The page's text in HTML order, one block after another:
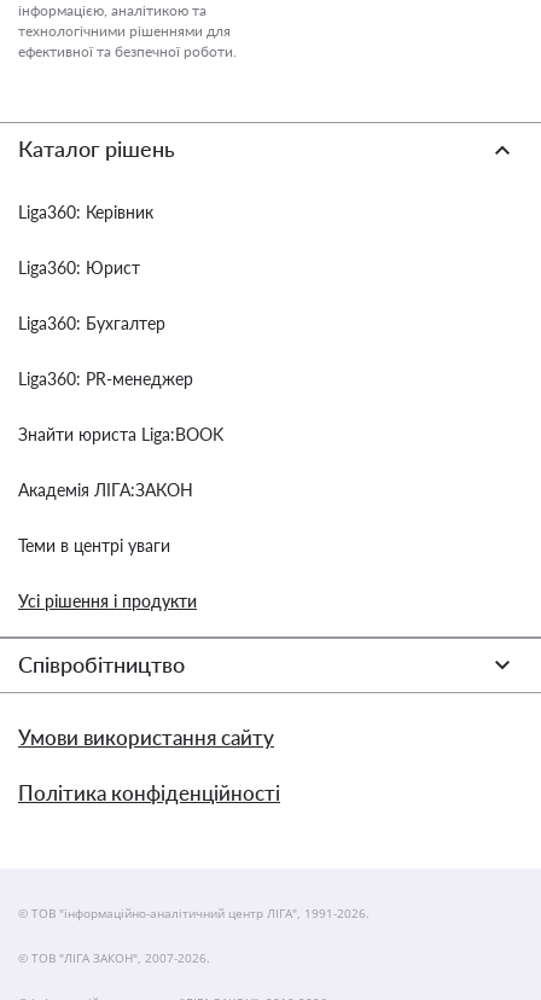
інформацією, аналітикою та
технологічними рішеннями для
ефективної та безпечної роботи.
Каталог рішень
Liga360: Керівник
Liga360: Юрист
Liga360: Бухгалтер
Liga360: PR-менеджер
Знайти юриста Liga:BOOK
Академія ЛІГА:ЗАКОН
Теми в центрі уваги
Усі рішення і продукти
Співробітництво
Умови використання сайту
Політика конфіденційності
© ТОВ "інформаційно-аналітичний центр ЛІГА", 1991-2026.
© ТОВ "ЛІГА ЗАКОН", 2007-2026.